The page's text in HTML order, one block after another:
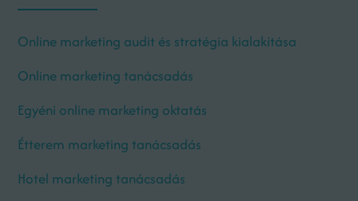
Online marketing audit és stratégia kialakítása
Online marketing tanácsadás
Egyéni online marketing oktatás
Étterem marketing tanácsadás
Hotel marketing tanácsadás